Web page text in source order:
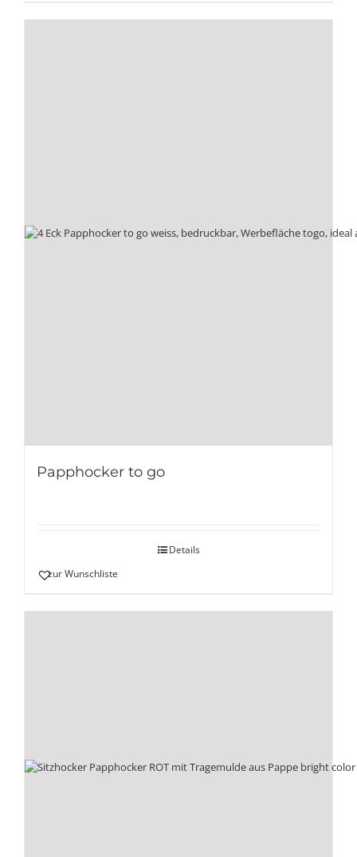
Papphocker to go
Details
zur Wunschliste